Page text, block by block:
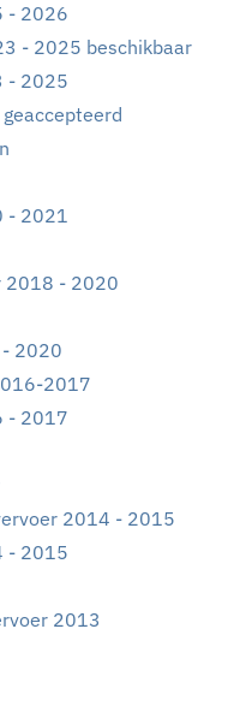
- 2026
- 2025 beschikbaar
- 2025
- 2021
2018 - 2020
- 2020
2017
- 2017
2014 - 2015
- 2015
2013